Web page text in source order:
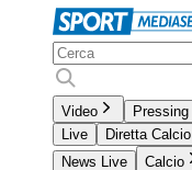
Video Pressing
Live
Diretta Calcio
News Live
Calcio